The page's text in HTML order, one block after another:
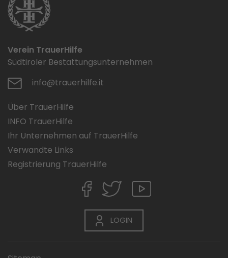
Verein TrauerHilfe
Südtiroler Bestattungsunternehmen
info@trauerhilfe.it
Über TrauerHilfe
INFO TrauerHilfe
Ihr Unternehmen auf TrauerHilfe
Verwandte Links
Registrierung TrauerHilfe
LOGIN